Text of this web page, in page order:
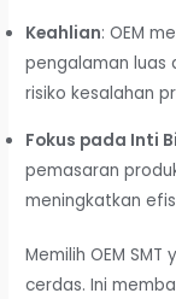
Keahlian: OEM
pengalaman luas
risiko kesalahan
Fokus pada Inti
pemasaran
meningkatkan
Memilih OEM
cerdas. Ini